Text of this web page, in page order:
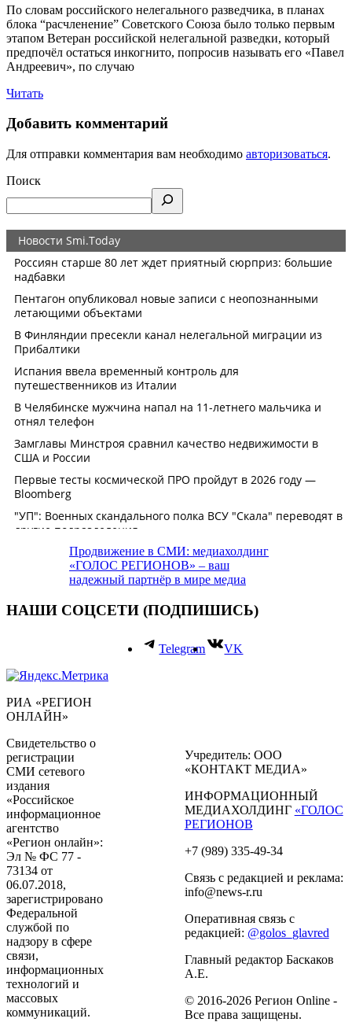
По словам российского нелегального разведчика, в планах
блока “расчленение” Советского Союза было только первым
этапом Ветеран российской нелегальной разведки, который
предпочёл остаться инкогнито, попросив называть его «Павел
Андреевич», по случаю
Читать
Добавить комментарий
Для отправки комментария вам необходимо авторизоваться.
Поиск
Продвижение в СМИ: медиахолдинг
«ГОЛОС РЕГИОНОВ» – ваш
надежный партнёр в мире медиа
НАШИ СОЦСЕТИ (ПОДПИШИСЬ)
Telegram VK
РИА «РЕГИОН
ОНЛАЙН»
Свидетельство о
регистрации
СМИ сетевого
издания
«Российское
информационное
агентство
«Регион онлайн»:
Эл № ФС 77 -
73134 от
06.07.2018,
зарегистрировано
Федеральной
службой по
надзору в сфере
связи,
информационных
технологий и
массовых
коммуникаций.
Учредитель: ООО
«КОНТАКТ МЕДИА»
ИНФОРМАЦИОННЫЙ
МЕДИАХОЛДИНГ «ГОЛОС
РЕГИОНОВ
+7 (989) 335-49-34
Связь с редакцией и реклама:
info@news-r.ru
Оперативная связь с
редакцией: @golos_glavred
Главный редактор Баскаков
А.Е.
© 2016-2026 Регион Online -
Все права защищены.